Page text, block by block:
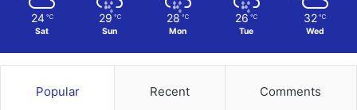
24 ℃
Sat
29 ℃
Sun
28 ℃
Mon
26 ℃
Tue
32 ℃
Wed
Popular Recent Comments